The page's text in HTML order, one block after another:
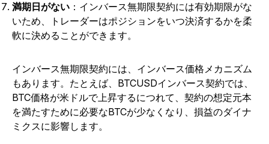
満期日がない ： インバース無期限契約には有効期限がな
いため、トレーダーはポジションをいつ決済するかを柔
軟に決めることができます。
インバース無期限契約には、インバース価格メカニズム
もあります。たとえば、BTCUSDインバース契約では、
BTC価格が米ドルで上昇するにつれて、契約の想定元本
を満たすために必要なBTCが少なくなり、損益のダイナ
ミクスに影響します。